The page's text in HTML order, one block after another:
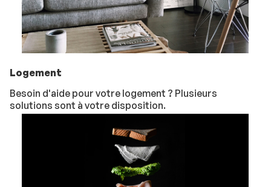
Logement
Besoin d'aide pour votre logement ? Plusieurs
solutions sont à votre disposition.